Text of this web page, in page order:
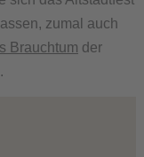
zumal auch
Brauchtum der